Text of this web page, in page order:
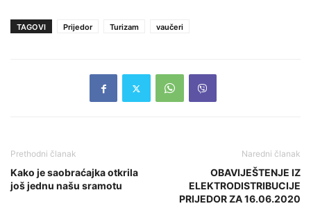
TAGOVI Prijedor Turizam vaučeri
Prethodni članak
Kako je saobraćajka otkrila
još jednu našu sramotu
Naredni članak
OBAVIJEŠTENJE IZ
ELEKTRODISTRIBUCIJE
PRIJEDOR ZA 16.06.2020